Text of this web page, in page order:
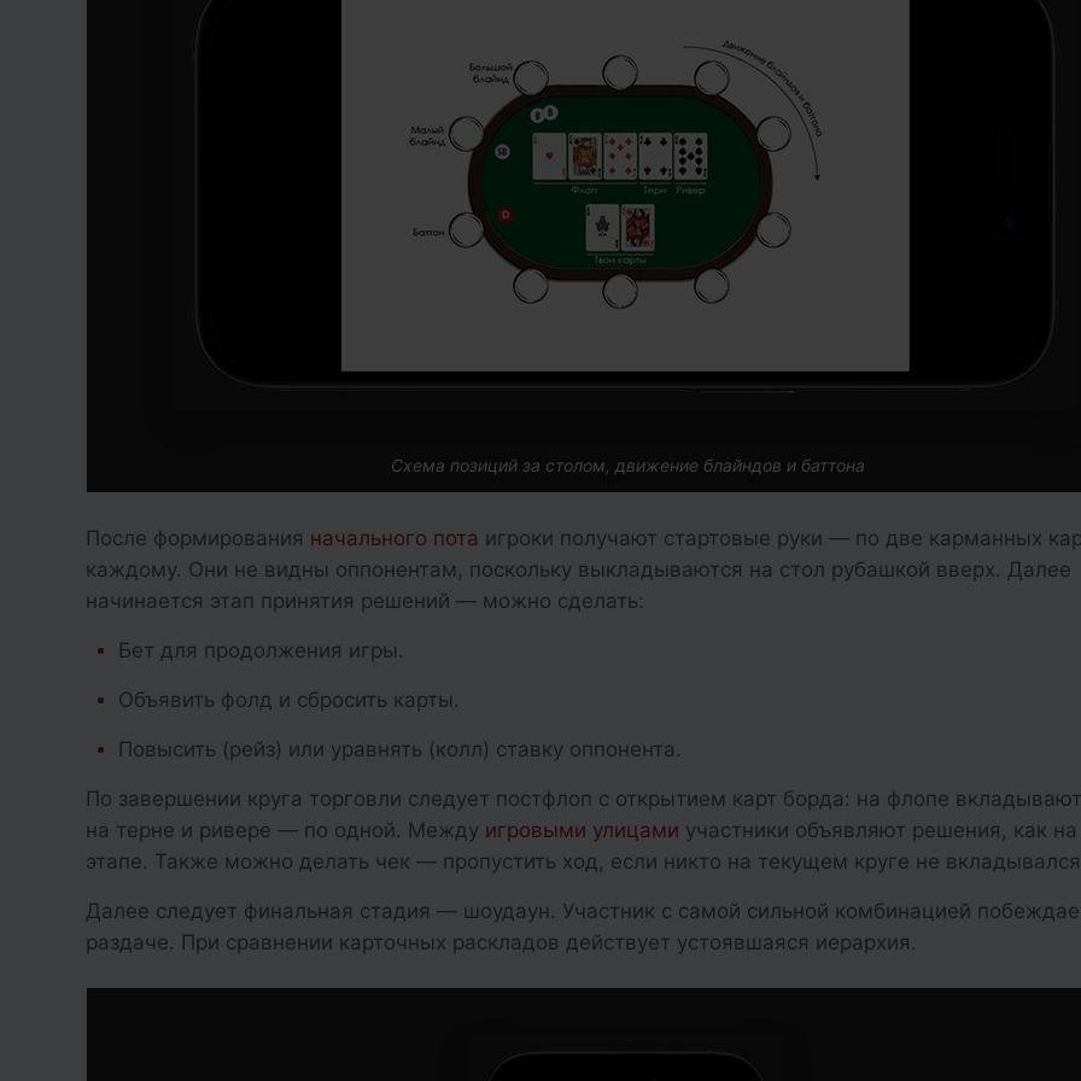
Схема позиций за столом, движение блайндов и баттона
После формирования начального пота игроки получают стартовые руки — по две карманных
каждому. Они не видны оппонентам, поскольку выкладываются на стол рубашкой вверх. Далее
начинается этап принятия решений — можно сделать:
Бет для продолжения игры.
Объявить фолд и сбросить карты.
Повысить (рейз) или уравнять (колл) ставку оппонента.
По завершении круга торговли следует постфлоп с открытием карт борда: на флопе
на терне и ривере — по одной. Между игровыми улицами участники объявляют решения, как
этапе. Также можно делать чек — пропустить ход, если никто на текущем круге не
Далее следует финальная стадия — шоудаун. Участник с самой сильной комбинацией
раздаче. При сравнении карточных раскладов действует устоявшаяся иерархия.